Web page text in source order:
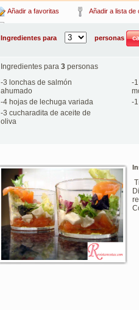
Añadir a favoritas Añadir a lista de
Ingredientes para
personas
Ingredientes para 3 personas
-3 lonchas de salmón
ahumado
-1
-4 hojas de lechuga variada -1
-3 cucharadita de aceite de
oliva